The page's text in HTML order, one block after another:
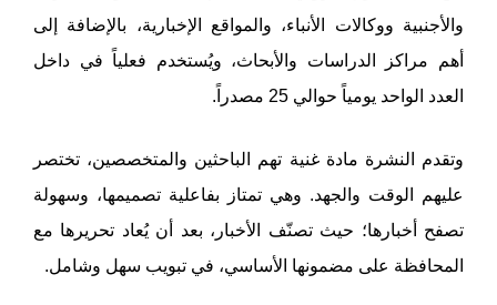
والأجنبية ووكالات الأنباء، والمواقع الإخبارية، بالإضافة إلى
أهم مراكز الدراسات والأبحاث، ويُستخدم فعلياً في داخل
العدد الواحد يومياً حوالي 25 مصدراً.
وتقدم النشرة مادة غنية تهم الباحثين والمتخصصين، تختصر
عليهم الوقت والجهد. وهي تمتاز بفاعلية تصميمها، وسهولة
تصفح أخبارها؛ حيث تصنّف الأخبار، بعد أن يُعاد تحريرها مع
المحافظة على مضمونها الأساسي، في تبويب سهل وشامل.